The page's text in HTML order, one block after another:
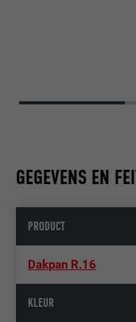
GEGEVENS EN
PRODUCT
Dakpan R.16
KLEUR